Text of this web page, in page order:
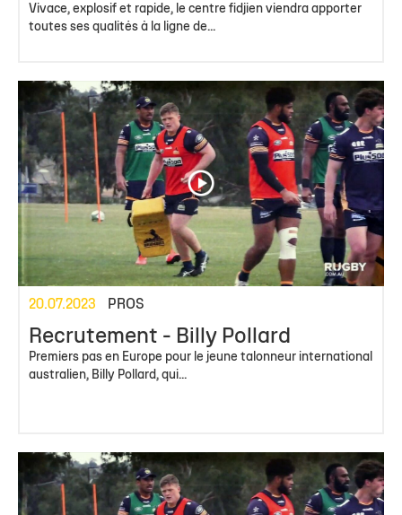
Vivace, explosif et rapide, le centre fidjien viendra apporter
toutes ses qualités à la ligne de...
20.07.2023 PROS
Recrutement - Billy Pollard
Premiers pas en Europe pour le jeune talonneur international
australien, Billy Pollard, qui...